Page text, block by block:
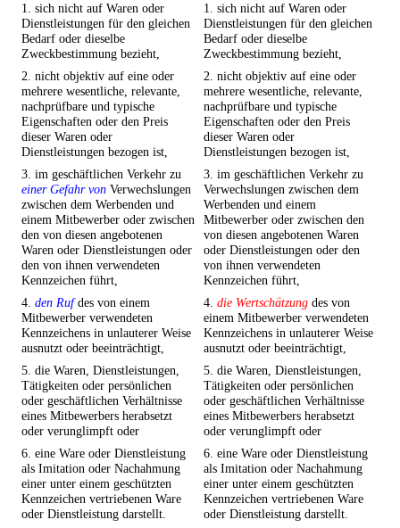
1. sich nicht auf Waren oder
Dienstleistungen für den gleichen
Bedarf oder dieselbe
Zweckbestimmung bezieht,
1. sich nicht auf Waren oder
Dienstleistungen für den gleichen
Bedarf oder dieselbe
Zweckbestimmung bezieht,
2. nicht objektiv auf eine oder
mehrere wesentliche, relevante,
nachprüfbare und typische
Eigenschaften oder den Preis
dieser Waren oder
Dienstleistungen bezogen ist,
2. nicht objektiv auf eine oder
mehrere wesentliche, relevante,
nachprüfbare und typische
Eigenschaften oder den Preis
dieser Waren oder
Dienstleistungen bezogen ist,
3. im geschäftlichen Verkehr zu
einer Gefahr von Verwechslungen
zwischen dem Werbenden und
einem Mitbewerber oder zwischen
den von diesen angebotenen
Waren oder Dienstleistungen oder
den von ihnen verwendeten
Kennzeichen führt,
3. im geschäftlichen Verkehr zu
Verwechslungen zwischen dem
Werbenden und einem
Mitbewerber oder zwischen den
von diesen angebotenen Waren
oder Dienstleistungen oder den
von ihnen verwendeten
Kennzeichen führt,
4. den Rufdes von einem
Mitbewerber verwendeten
Kennzeichens in unlauterer Weise
ausnutzt oder beeinträchtigt,
4. die Wertschätzung des von
einem Mitbewerber verwendeten
Kennzeichens in unlauterer Weise
ausnutzt oder beeinträchtigt,
5. die Waren, Dienstleistungen,
Tätigkeiten oder persönlichen
oder geschäftlichen Verhältnisse
eines Mitbewerbers herabsetzt
oder verunglimpft oder
5. die Waren, Dienstleistungen,
Tätigkeiten oder persönlichen
oder geschäftlichen Verhältnisse
eines Mitbewerbers herabsetzt
oder verunglimpft oder
6. eine Ware oder Dienstleistung
als Imitation oder Nachahmung
einer unter einem geschützten
Kennzeichen vertriebenen Ware
oder Dienstleistung darstellt.
6. eine Ware oder Dienstleistung
als Imitation oder Nachahmung
einer unter einem geschützten
Kennzeichen vertriebenen Ware
oder Dienstleistung darstellt.